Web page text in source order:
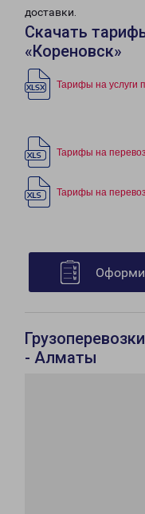
доставки.
Скачать
«Кореновск»
Тарифы на услуги
Тарифы на
Тарифы на
- Алматы